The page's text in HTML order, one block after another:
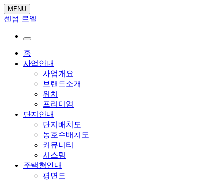
MENU
센텀 르엘
홈
사업안내
사업개요
브랜드소개
위치
프리미엄
단지안내
단지배치도
동호수배치도
커뮤니티
시스템
주택형안내
평면도